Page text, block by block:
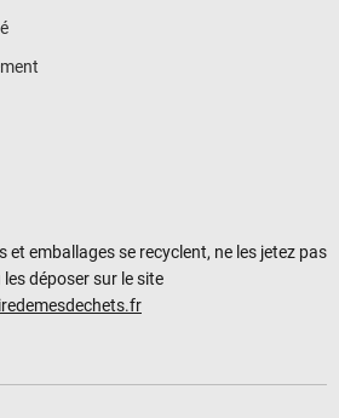
et emballages se recyclent, ne les jetez pas
les déposer sur le site